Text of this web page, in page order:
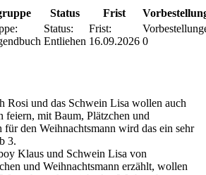
Status Frist
Status:
Entliehen
Frist:
16.09.2026 0
Rosi und das Schwein Lisa wollen auch
feiern, mit Baum, Plätzchen und
für den Weihnachtsmann wird das ein sehr
3.
Klaus und Schwein Lisa von
und Weihnachtsmann erzählt, wollen